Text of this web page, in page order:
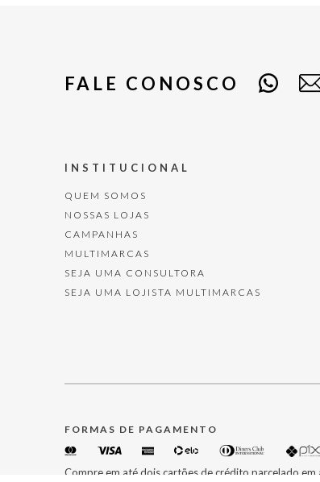
FALE CONOSCO
INSTITUCIONAL
QUEM SOMOS
NOSSAS LOJAS
CAMPANHAS
MULTIMARCAS
SEJA UMA CONSULTORA
SEJA UMA LOJISTA MULTIMARCAS
FORMAS DE PAGAMENTO
Compre em até dois cartões de crédito parcelado em